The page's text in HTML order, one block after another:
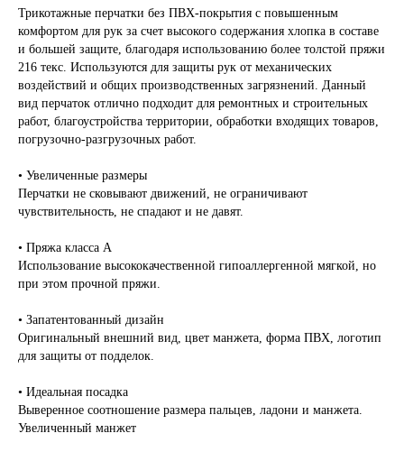
Трикотажные перчатки без ПВХ-покрытия с повышенным
комфортом для рук за счет высокого содержания хлопка в составе
и большей защите, благодаря использованию более толстой пряжи
216 текс. Используются для защиты рук от механических
воздействий и общих производственных загрязнений. Данный
вид перчаток отлично подходит для ремонтных и строительных
работ, благоустройства территории, обработки входящих товаров,
погрузочно-разгрузочных работ.
• Увеличенные размеры
Перчатки не сковывают движений, не ограничивают
чувствительность, не спадают и не давят.
• Пряжа класса А
Использование высококачественной гипоаллергенной мягкой, но
при этом прочной пряжи.
• Запатентованный дизайн
Оригинальный внешний вид, цвет манжета, форма ПВХ, логотип
для защиты от подделок.
• Идеальная посадка
Выверенное соотношение размера пальцев, ладони и манжета.
Увеличенный манжет